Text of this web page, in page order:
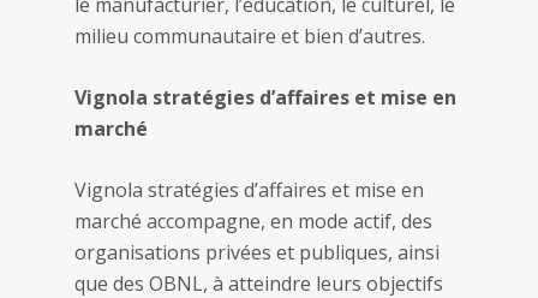
milieu communautaire et bien d’autres.
Vignola stratégies d’affaires et mise en
marché
Vignola stratégies d’affaires et mise en
marché accompagne, en mode actif, des
organisations privées et publiques, ainsi
que des OBNL, à atteindre leurs objectifs